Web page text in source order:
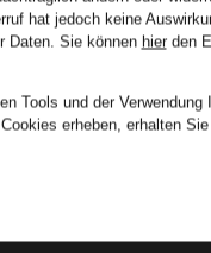
34,99 €
hat jedoch keine
Daten. Sie können hierden
Tools und der Verwendung
erheben, erhalten